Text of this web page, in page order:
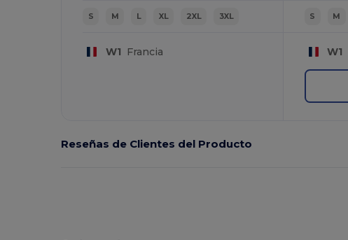
S M L XL 2XL 3XL
W1 Francia
S M
W1
Reseñas de Clientes del Producto